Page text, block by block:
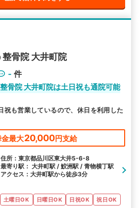
骨院 大井町院
- 件
骨院 大井町院は土日祝も通院可能
祝も営業しているので、休日を利用した
最大20,000円支給
住所：東京都品川区東大井5-6-8
最寄り駅： 大井町駅 / 鮫洲駅 / 青物横丁駅
アクセス：大井町駅から徒歩3分
土曜日OK 日曜日OK 日祝OK
祝日OK